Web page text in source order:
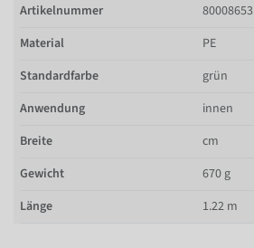
Artikelnummer
80008653
Material
PE
Standardfarbe
grün
Anwendung
innen
Breite
cm
Gewicht
670 g
Länge
1.22 m